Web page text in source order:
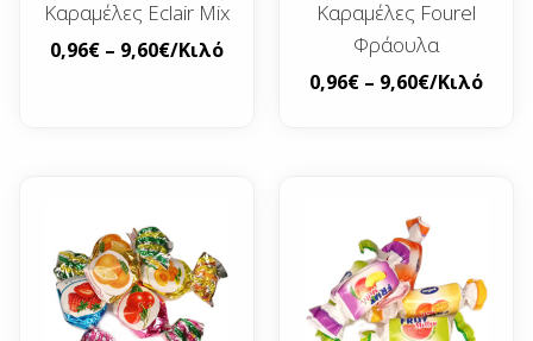
Καραμέλες Eclair Mix
0,96€ – 9,60€/Κιλό
Καραμέλες Fourel
Φράουλα
0,96€ – 9,60€/Κιλό